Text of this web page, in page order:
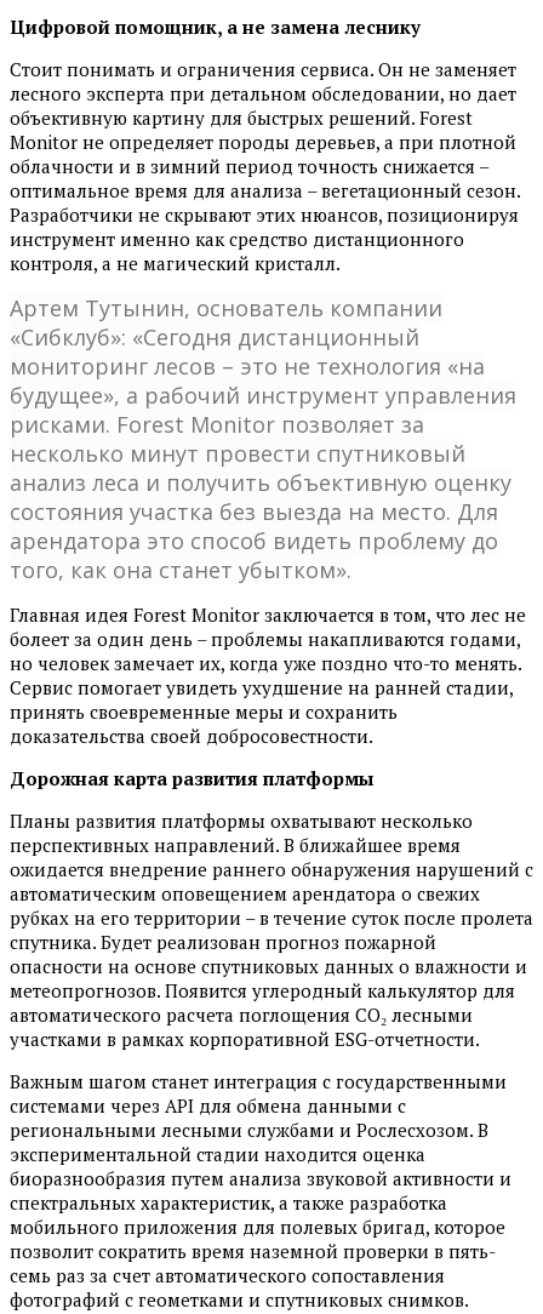
Цифровой помощник, а не замена леснику
Стоит понимать и ограничения сервиса. Он не заменяет
лесного эксперта при детальном обследовании, но дает
объективную картину для быстрых решений. Forest
Monitor не определяет породы деревьев, а при плотной
облачности и в зимний период точность снижается –
оптимальное время для анализа – вегетационный сезон.
Разработчики не скрывают этих нюансов, позиционируя
инструмент именно как средство дистанционного
контроля, а не магический кристалл.
Артем Тутынин, основатель компании
«Сибклуб»: «Сегодня дистанционный
мониторинг лесов – это не технология «на
будущее», а рабочий инструмент управления
рисками. Forest Monitor позволяет за
несколько минут провести спутниковый
анализ леса и получить объективную оценку
состояния участка без выезда на место. Для
арендатора это способ видеть проблему до
того, как она станет убытком».
Главная идея Forest Monitor заключается в том, что лес не
болеет за один день – проблемы накапливаются годами,
но человек замечает их, когда уже поздно что-то менять.
Сервис помогает увидеть ухудшение на ранней стадии,
принять своевременные меры и сохранить
доказательства своей добросовестности.
Дорожная карта развития платформы
Планы развития платформы охватывают несколько
перспективных направлений. В ближайшее время
ожидается внедрение раннего обнаружения нарушений с
автоматическим оповещением арендатора о свежих
рубках на его территории – в течение суток после пролета
спутника. Будет реализован прогноз пожарной
опасности на основе спутниковых данных о влажности и
метеопрогнозов. Появится углеродный калькулятор для
автоматического расчета поглощения CO₂ лесными
участками в рамках корпоративной ESG-отчетности.
Важным шагом станет интеграция с государственными
системами через API для обмена данными с
региональными лесными службами и Рослесхозом. В
экспериментальной стадии находится оценка
биоразнообразия путем анализа звуковой активности и
спектральных характеристик, а также разработка
мобильного приложения для полевых бригад, которое
позволит сократить время наземной проверки в пять-
семь раз за счет автоматического сопоставления
фотографий с геометками и спутниковых снимков.